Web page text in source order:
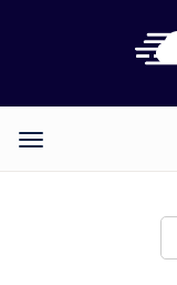
Categories